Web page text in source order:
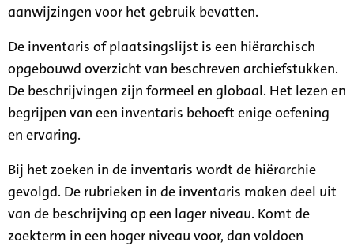
aanwijzingen voor het gebruik bevatten.
De inventaris of plaatsingslijst is een hiërarchisch
opgebouwd overzicht van beschreven archiefstukken.
De beschrijvingen zijn formeel en globaal. Het lezen en
begrijpen van een inventaris behoeft enige oefening
en ervaring.
Bij het zoeken in de inventaris wordt de hiërarchie
gevolgd. De rubrieken in de inventaris maken deel uit
van de beschrijving op een lager niveau. Komt de
zoekterm in een hoger niveau voor, dan voldoen